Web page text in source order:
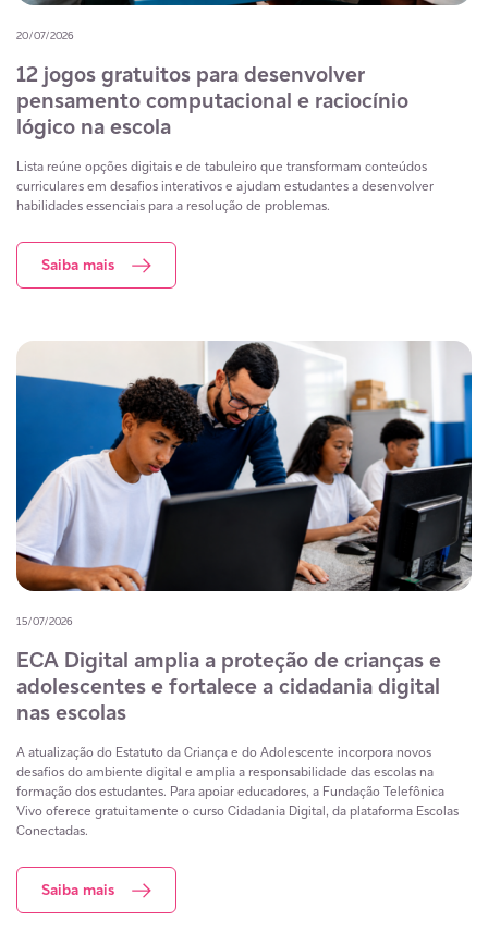
20/07/2026
12 jogos gratuitos para desenvolver
pensamento computacional e raciocínio
lógico na escola
Lista reúne opções digitais e de tabuleiro que transformam conteúdos
curriculares em desafios interativos e ajudam estudantes a desenvolver
habilidades essenciais para a resolução de problemas.
Saiba mais
15/07/2026
ECA Digital amplia a proteção de crianças e
adolescentes e fortalece a cidadania digital
nas escolas
A atualização do Estatuto da Criança e do Adolescente incorpora novos
desafios do ambiente digital e amplia a responsabilidade das escolas na
formação dos estudantes. Para apoiar educadores, a Fundação Telefônica
Vivo oferece gratuitamente o curso Cidadania Digital, da plataforma Escolas
Conectadas.
Saiba mais